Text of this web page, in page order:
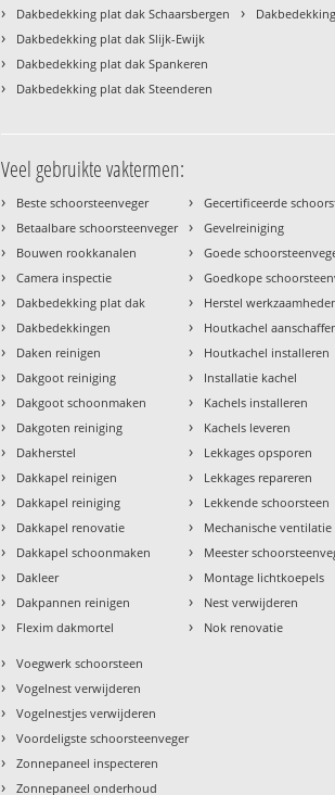
› Dakbedekking plat dak Schaarsbergen
› Dakbedekking plat dak Slijk-Ewijk
› Dakbedekking plat dak Spankeren
› Dakbedekking plat dak Steenderen
›
Veel gebruikte vaktermen:
› Beste schoorsteenveger
› Betaalbare schoorsteenveger
› Bouwen rookkanalen
› Camera inspectie
› Dakbedekking plat dak
› Dakbedekkingen
› Daken reinigen
› Dakgoot reiniging
› Dakgoot schoonmaken
› Dakgoten reiniging
› Dakherstel
› Dakkapel reinigen
› Dakkapel reiniging
› Dakkapel renovatie
› Dakkapel schoonmaken
› Dakleer
› Dakpannen reinigen
› Flexim dakmortel
› Gecertificeerde
› Gevelreiniging
› Goede
› Goedkope
› Herstel
› Houtkachel
› Houtkachel installeren
› Installatie kachel
› Kachels installeren
› Kachels leveren
› Lekkages opsporen
› Lekkages repareren
› Lekkende schoorsteen
› Mechanische ventilatie
› Meester
› Montage lichtkoepels
› Nest verwijderen
› Nok renovatie
› Voegwerk schoorsteen
› Vogelnest verwijderen
› Vogelnestjes verwijderen
› Voordeligste schoorsteenveger
› Zonnepaneel inspecteren
› Zonnepaneel onderhoud